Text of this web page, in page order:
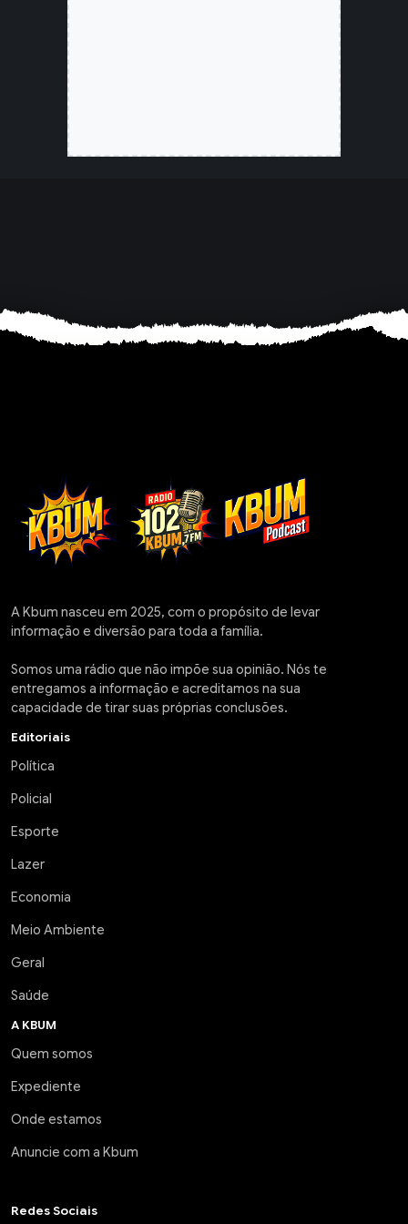
A Kbum nasceu em 2025, com o propósito de levar
informação e diversão para toda a família.
Somos uma rádio que não impõe sua opinião. Nós te
entregamos a informação e acreditamos na sua
capacidade de tirar suas próprias conclusões.
Editoriais
Política
Policial
Esporte
Lazer
Economia
Meio Ambiente
Geral
Saúde
A KBUM
Quem somos
Expediente
Onde estamos
Anuncie com a Kbum
Redes Sociais